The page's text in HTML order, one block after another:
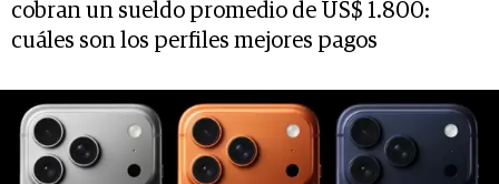
cobran un sueldo promedio de US$ 1.800:
cuáles son los perfiles mejores pagos